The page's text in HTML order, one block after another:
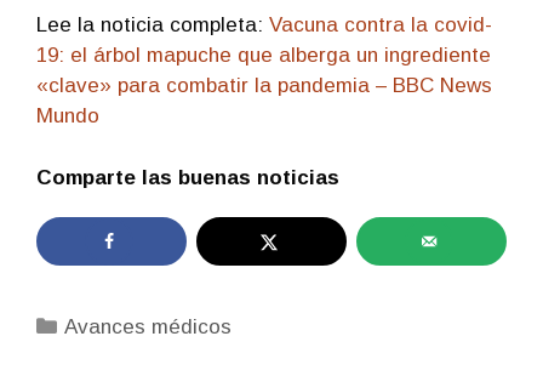
Lee la noticia completa: Vacuna contra la covid-
19: el árbol mapuche que alberga un ingrediente
«clave» para combatir la pandemia – BBC News
Mundo
Comparte las buenas noticias
Categorías
Avances médicos